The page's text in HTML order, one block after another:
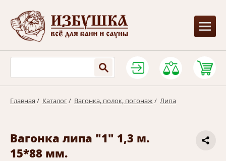
Главная / Каталог/ Вагонка, полок, погонаж/ Липа
Вагонка липа "1" 1,3 м.
15*88 мм.